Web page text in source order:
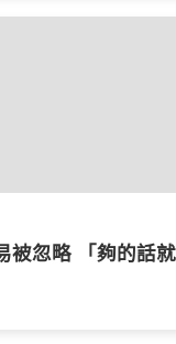
被忽略‎ 「夠的話